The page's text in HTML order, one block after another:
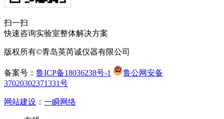
扫一扫
快速咨询实验室整体解决方案
版权所有©青岛英芮诚仪器有限公司
备案号： 鲁ICP备18036238号-1
鲁公网安备
37020302371331号
网站建设 ： 一瞬网络